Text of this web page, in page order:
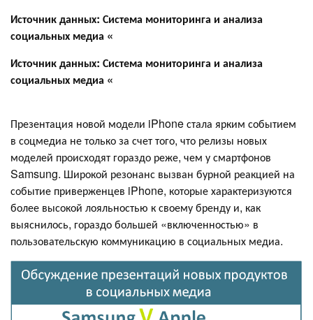
Источник данных: Система мониторинга и анализа
социальных медиа «
Источник данных: Система мониторинга и анализа
социальных медиа «
Презентация новой модели iPhone стала ярким событием
в соцмедиа не только за счет того, что релизы новых
моделей происходят гораздо реже, чем у смартфонов
Samsung. Широкой резонанс вызван бурной реакцией на
событие приверженцев iPhone, которые характеризуются
более высокой лояльностью к своему бренду и, как
выяснилось, гораздо большей «включенностью» в
пользовательскую коммуникацию в социальных медиа.